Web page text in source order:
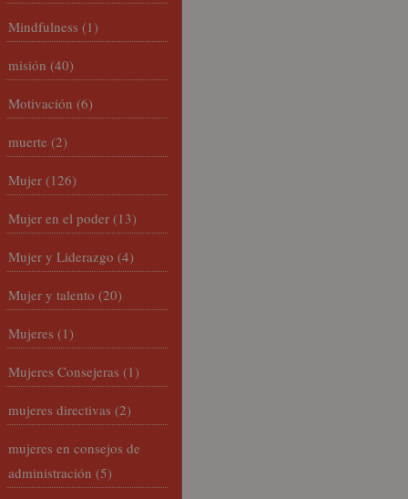
Mindfulness (1)
misión (40)
Motivación (6)
muerte (2)
Mujer (126)
Mujer en el poder (13)
Mujer y Liderazgo (4)
Mujer y talento (20)
Mujeres (1)
Mujeres Consejeras (1)
mujeres directivas (2)
mujeres en consejos de
administración (5)